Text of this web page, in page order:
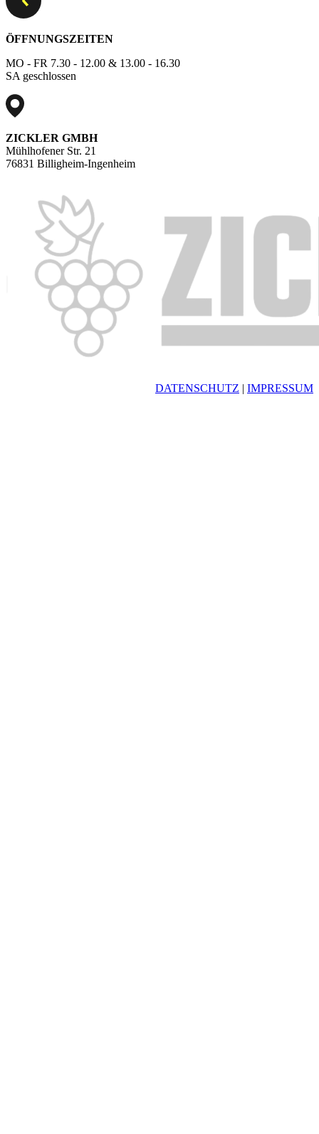
ÖFFNUNGSZEITEN
MO - FR 7.30 - 12.00 & 13.00 - 16.30
SA geschlossen
ZICKLER GMBH
Mühlhofener Str. 21
76831 Billigheim-Ingenheim
DATENSCHUTZ | IMPRESSUM